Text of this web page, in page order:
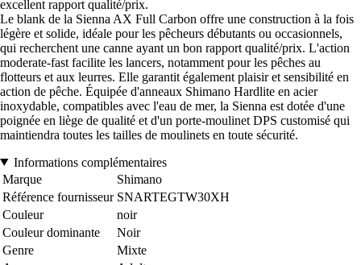
excellent rapport qualité/prix.
Le blank de la Sienna AX Full Carbon offre une construction à la fois
légère et solide, idéale pour les pêcheurs débutants ou occasionnels,
qui recherchent une canne ayant un bon rapport qualité/prix. L'action
moderate-fast facilite les lancers, notamment pour les pêches au
flotteurs et aux leurres. Elle garantit également plaisir et sensibilité en
action de pêche. Équipée d'anneaux Shimano Hardlite en acier
inoxydable, compatibles avec l'eau de mer, la Sienna est dotée d'une
poignée en liège de qualité et d'un porte-moulinet DPS customisé qui
maintiendra toutes les tailles de moulinets en toute sécurité.
Informations complémentaires
Marque
Shimano
Référence fournisseur SNARTEGTW30XH
Couleur
noir
Couleur dominante
Noir
Genre
Mixte